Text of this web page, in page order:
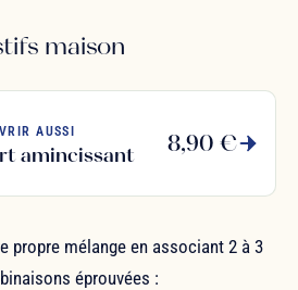
maison
AUSSI
amincissant 8,90 €
propre mélange en associant 2 à 3
éprouvées :